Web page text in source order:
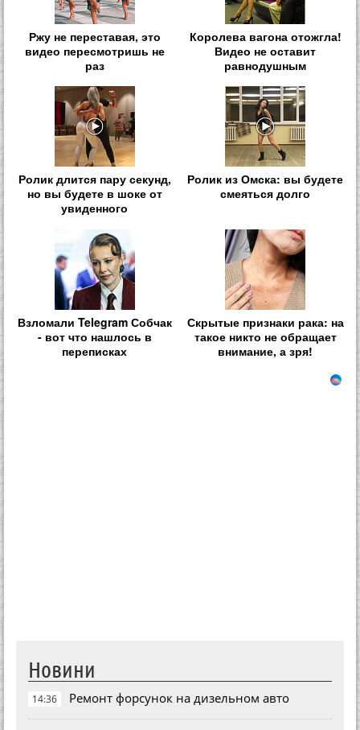
Ржу не переставая, это
видео пересмотришь не
раз
Королева вагона отожгла!
Видео не оставит
равнодушным
Ролик длится пару секунд,
но вы будете в шоке от
увиденного
Ролик из Омска: вы будете
смеяться долго
Взломали Telegram Собчак
- вот что нашлось в
переписках
Скрытые признаки рака: на
такое никто не обращает
внимание, а зря!
Новини
14:36 Ремонт форсунок на дизельном авто